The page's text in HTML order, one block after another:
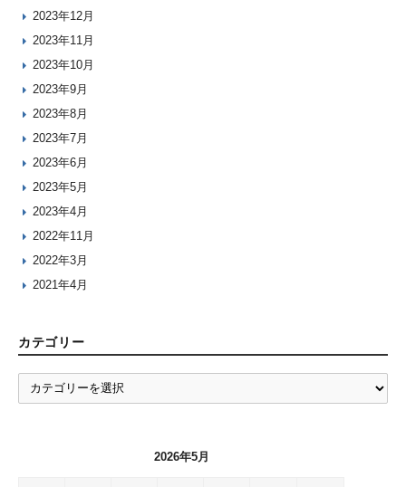
2023年12月
2023年11月
2023年10月
2023年9月
2023年8月
2023年7月
2023年6月
2023年5月
2023年4月
2022年11月
2022年3月
2021年4月
カテゴリー
カ
テ
2026年5月